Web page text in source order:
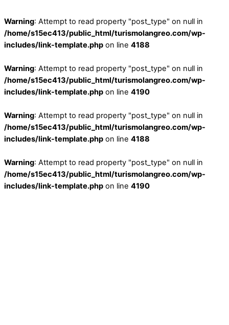
Warning: Attempt to read property "post_type" on null in
/home/s15ec413/public_html/turismolangreo.com/wp-
includes/link-template.php on line 4188
Warning: Attempt to read property "post_type" on null in
/home/s15ec413/public_html/turismolangreo.com/wp-
includes/link-template.php on line 4190
Warning: Attempt to read property "post_type" on null in
/home/s15ec413/public_html/turismolangreo.com/wp-
includes/link-template.php on line 4188
Warning: Attempt to read property "post_type" on null in
/home/s15ec413/public_html/turismolangreo.com/wp-
includes/link-template.php on line 4190